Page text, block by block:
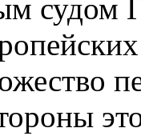
судом